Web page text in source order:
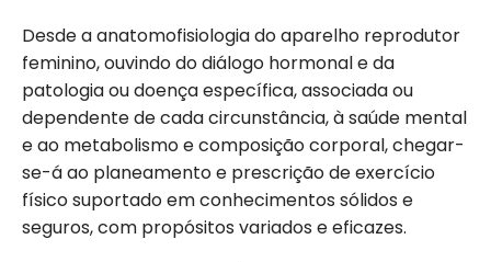
Desde a anatomofisiologia do aparelho reprodutor
feminino, ouvindo do diálogo hormonal e da
patologia ou doença específica, associada ou
dependente de cada circunstância, à saúde mental
e ao metabolismo e composição corporal, chegar-
se-á ao planeamento e prescrição de exercício
físico suportado em conhecimentos sólidos e
seguros, com propósitos variados e eficazes.